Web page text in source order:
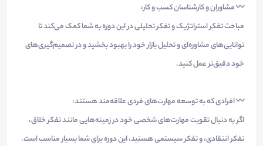
〰️ مشاوران و کارشناسان کسب و کار:
مباحث تفکر استراتژیک و تفکر تحلیلی در این دوره به شما کمک می‌کند تا
توانایی‌های مشاوره‌ای و تحلیل بازار خود را بهبود بخشید و در تصمیم‌گیری‌های
خود دقیق‌تر عمل کنید.
〰️ افرادی که به توسعه مهارت‌های فردی علاقه‌مند هستند:
اگر به دنبال تقویت مهارت‌های شخصی خود در زمینه‌هایی مانند تفکر خلاق،
تفکر انتقادی، و تفکر سیستمی هستید، این دوره برای شما بسیار مناسب است.